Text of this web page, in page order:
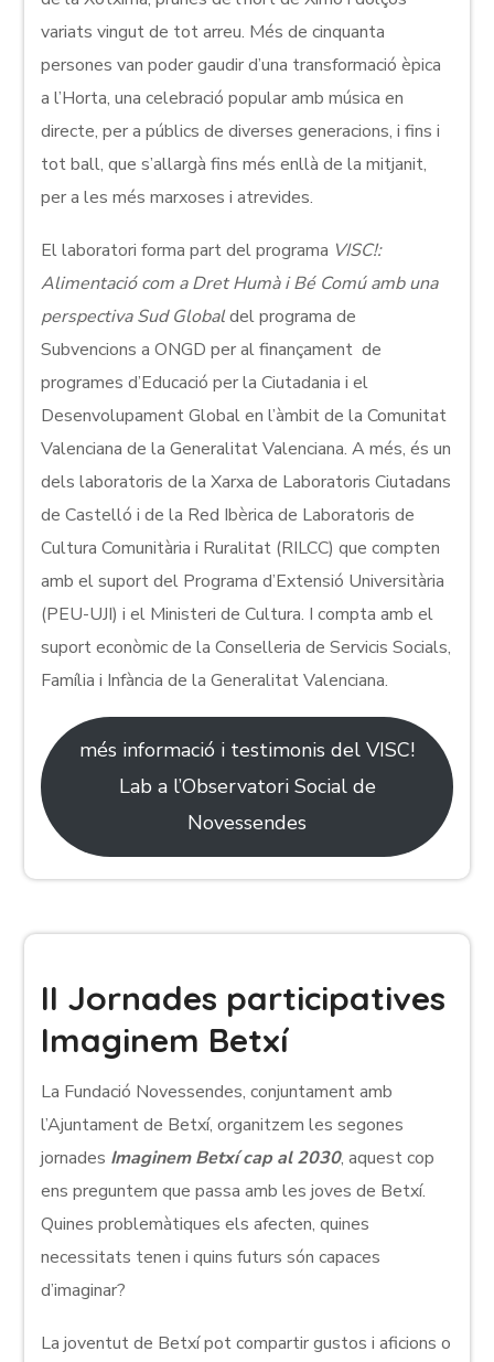
variats vingut de tot arreu. Més de cinquanta
persones van poder gaudir d’una transformació èpica
a l’Horta, una celebració popular amb música en
directe, per a públics de diverses generacions, i fins i
tot ball, que s’allargà fins més enllà de la mitjanit,
per a les més marxoses i atrevides.
El laboratori forma part del programa VISC!:
Alimentació com a Dret Humà i Bé Comú amb una
perspectiva Sud Globaldel programa de
Subvencions a ONGD per al finançament de
programes d’Educació per la Ciutadania i el
Desenvolupament Global en l’àmbit de la Comunitat
Valenciana de la Generalitat Valenciana. A més, és un
dels laboratoris de la Xarxa de Laboratoris Ciutadans
de Castelló i de la Red Ibèrica de Laboratoris de
Cultura Comunitària i Ruralitat (RILCC) que compten
amb el suport del Programa d’Extensió Universitària
(PEU-UJI) i el Ministeri de Cultura. I compta amb el
suport econòmic de la Conselleria de Servicis Socials,
Família i Infància de la Generalitat Valenciana.
més informació i testimonis del VISC!
Lab a l’Observatori Social de
Novessendes
II Jornades participatives
Imaginem Betxí
La Fundació Novessendes, conjuntament amb
l’Ajuntament de Betxí, organitzem les segones
jornades Imaginem Betxí cap al 2030, aquest cop
ens preguntem que passa amb les joves de Betxí.
Quines problemàtiques els afecten, quines
necessitats tenen i quins futurs són capaces
d’imaginar?
La joventut de Betxí pot compartir gustos i aficions o